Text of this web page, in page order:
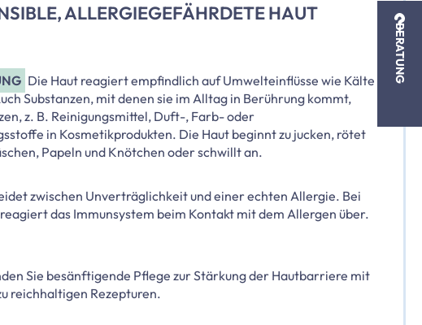
ALLERGIEGEFÄHRDETE HAUT
Die Haut reagiert empfindlich auf Umwelteinflüsse wie Kälte
Substanzen, mit denen sie im Alltag in Berührung kommt,
z. B. Reinigungsmittel, Duft-, Farb- oder
in Kosmetikprodukten. Die Haut beginnt zu jucken, rötet
Papeln und Knötchen oder schwillt an.
zwischen Unverträglichkeit und einer echten Allergie. Bei
das Immunsystem beim Kontakt mit dem Allergen über.
Sie besänftigende Pflege zur Stärkung der Hautbarriere mit
reichhaltigen Rezepturen.
BERATUNG